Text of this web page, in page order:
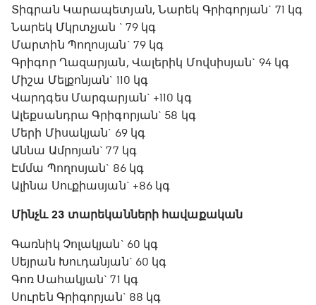
Տիգրան Կարապետյան, Նարեկ Գրիգորյան` 71 կգ
Նարեկ Մկրտչյան ` 79 կգ
Մարտին Պողոսյան` 79 կգ
Գրիգոր Ղազարյան, Վալերիկ Մովսիսյան` 94 կգ
Միշա Մելքոնյան` 110 կգ
Վարդգես Մարգարյան` +110 կգ
Ալեքսանդրա Գրիգորյան` 58 կգ
Մերի Միսակյան` 69 կգ
Աննա Ամրոյան` 77 կգ
Էմմա Պողոսյան` 86 կգ
Ալինա Սուքիասյան` +86 կգ
Մինչև 23 տարեկանների հավաքական
Գառնիկ Չոլակյան` 60 կգ
Սեյրան Խուդանյան` 60 կգ
Գոռ Սահակյան` 71 կգ
Սուրեն Գրիգորյան` 88 կգ